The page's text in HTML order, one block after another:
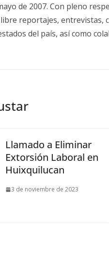
de 2007. Con pleno
reportajes, entrevistas,
del país, así como
Llamado a Eliminar
Extorsión Laboral en
Huixquilucan
3 de noviembre de 2023